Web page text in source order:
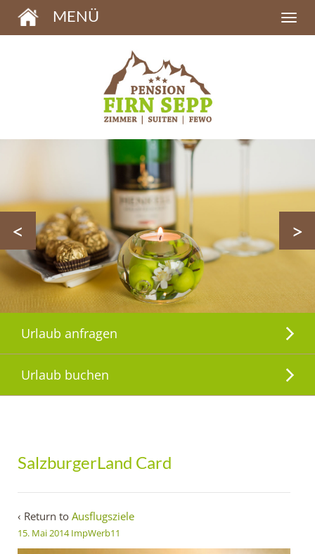
MENÜ
< >
Urlaub anfragen
Urlaub buchen
SalzburgerLand Card
‹ Return to Ausflugsziele
15. Mai 2014 ImpWerb11